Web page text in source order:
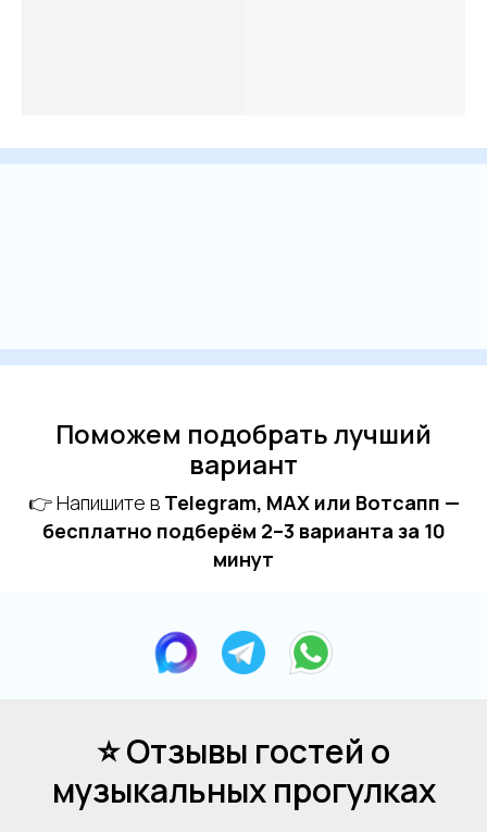
Поможем подобрать лучший
вариант
👉 Напишите в Telegram, MAX или Вотсапп —
бесплатно подберём 2–3 варианта за 10
минут
⭐ Отзывы гостей о
музыкальных прогулках